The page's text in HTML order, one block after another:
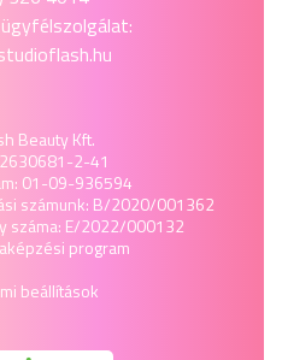
Beauty Kft.
2-41
01-09-936594
számunk: B/2020/001362
száma: E/2022/000132
képzési program
beállítások